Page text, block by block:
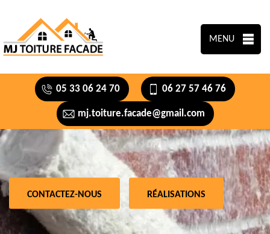
MENU
05 33 06 24 70 06 27 57 46 76
mj.toiture.facade@gmail.com
CONTACTEZ-NOUS RÉALISATIONS